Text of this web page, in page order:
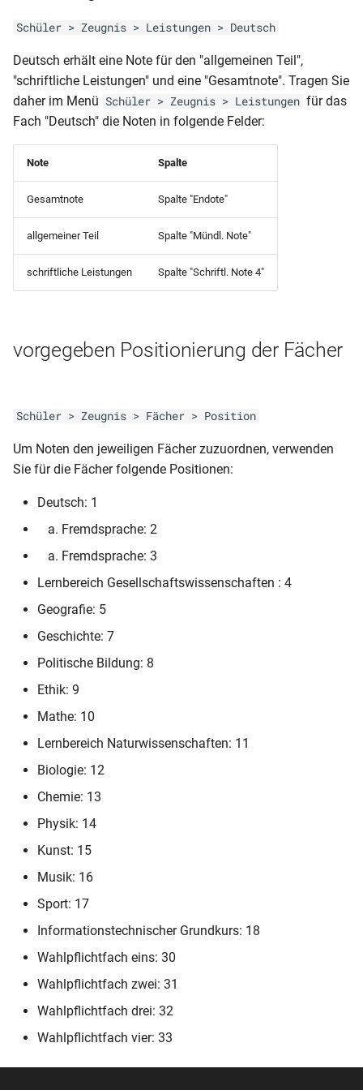
Ziel nicht erreicht)
RLP-BS-JZ (ohne Wahlpflicht
Ziel erreicht)
RLP-BS-JZ (mit Wahlpflicht
Ziel nicht erreicht)
RLP-BS-JZ (mit Wahlpflicht
Ziel erreicht)
RLP-BS-AZ (neue Form 2.
Variante)
Variante)
Wahlpflicht)
RLP-BS-AZ (alte Form nf)
RLP-BS-AZ (alte Form nf
RLP-BS-AZ (alte Form 2.
RLP-BS-AZ (alte Form 1.
Variante)
RLP-BS-AZ (2. Ausdruck alte
Form 1. Variante)
Wahlpflicht)
RLP-BS-AS (neue Form 2.
RLP-BS-AS (neue Form 2.
Variante ohne Wahlpflicht)
RLP-BS-AS (neue Form 1.
Variante)
RLP-BS-AS (neue Form 1.
Variante ohne Wahlpflicht)
RLP-BS-AS (2. Ausdruck)
(mit Zensuren blanko)
Schülerstammblatt BGJ
2seitig (mit Zensuren blanko)
Schülerstammblatt BS 2seitig
Schülerstammblatt FO 2seitig
(mit Zensuren blanko)
Schülerstammblatt FS 2seitig
Schülerstammblatt WG11
2seitig (mit Zensuren blanko)
2seitig (mit Zensuren blanko)
Schülerüberweisung
Unfallanzeige (in Word
ausfüllbar)
Unfallanzeige (mit
Erläuterungen)
Schüler > Zeugnis > Leistungen > Deutsch
Deutsch erhält eine Note für den "allgemeinen Teil",
"schriftliche Leistungen" und eine "Gesamtnote". Tragen Sie
daher im Menü Schüler > Zeugnis > Leistungen für das
Fach "Deutsch" die Noten in folgende Felder:
Note Spalte
Gesamtnote Spalte "Endote"
allgemeiner Teil Spalte "Mündl. Note"
schriftliche Leistungen Spalte "Schriftl. Note 4"
vorgegeben Positionierung der Fächer
Schüler > Zeugnis > Fächer > Position
Um Noten den jeweiligen Fächer zuzuordnen, verwenden
Sie für die Fächer folgende Positionen:
Deutsch: 1
Fremdsprache: 2
Fremdsprache: 3
Lernbereich Gesellschaftswissenschaften : 4
Geografie: 5
Geschichte: 7
Politische Bildung: 8
Ethik: 9
Mathe: 10
Lernbereich Naturwissenschaften: 11
Biologie: 12
Chemie: 13
Physik: 14
Kunst: 15
Musik: 16
Sport: 17
Informationstechnischer Grundkurs: 18
Wahlpflichtfach eins: 30
Wahlpflichtfach zwei: 31
Wahlpflichtfach drei: 32
Wahlpflichtfach vier: 33